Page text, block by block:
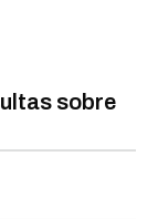
sobre